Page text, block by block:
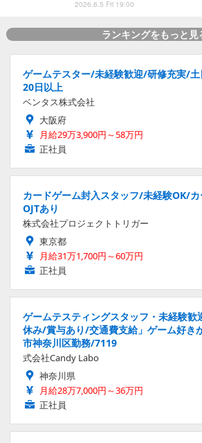
2026.6.5 Fri 19:00
ランキングをもっと見
ゲームテスター/未経験歓迎/研修充実/
20日以上
ベンタス株式会社
大阪府
月給29万3,900円～58万円
正社員
カードゲーム封入スタッフ/未経験OK/
OJTあり
株式会社プロジェクトトリガー
東京都
月給31万1,700円～60万円
正社員
ゲームテスティングスタッフ・未経験
休み/賞与あり/交通費支給」ゲーム好き
市神奈川区勤務/7119
式会社Candy Labo
神奈川県
月給28万7,000円～36万円
正社員